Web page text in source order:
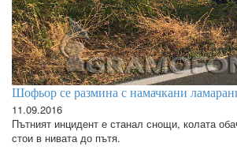
Шофьор се размина с намачкани
11.09.2016
Пътният инцидент е станал снощи, колата
стои в нивата до пътя.